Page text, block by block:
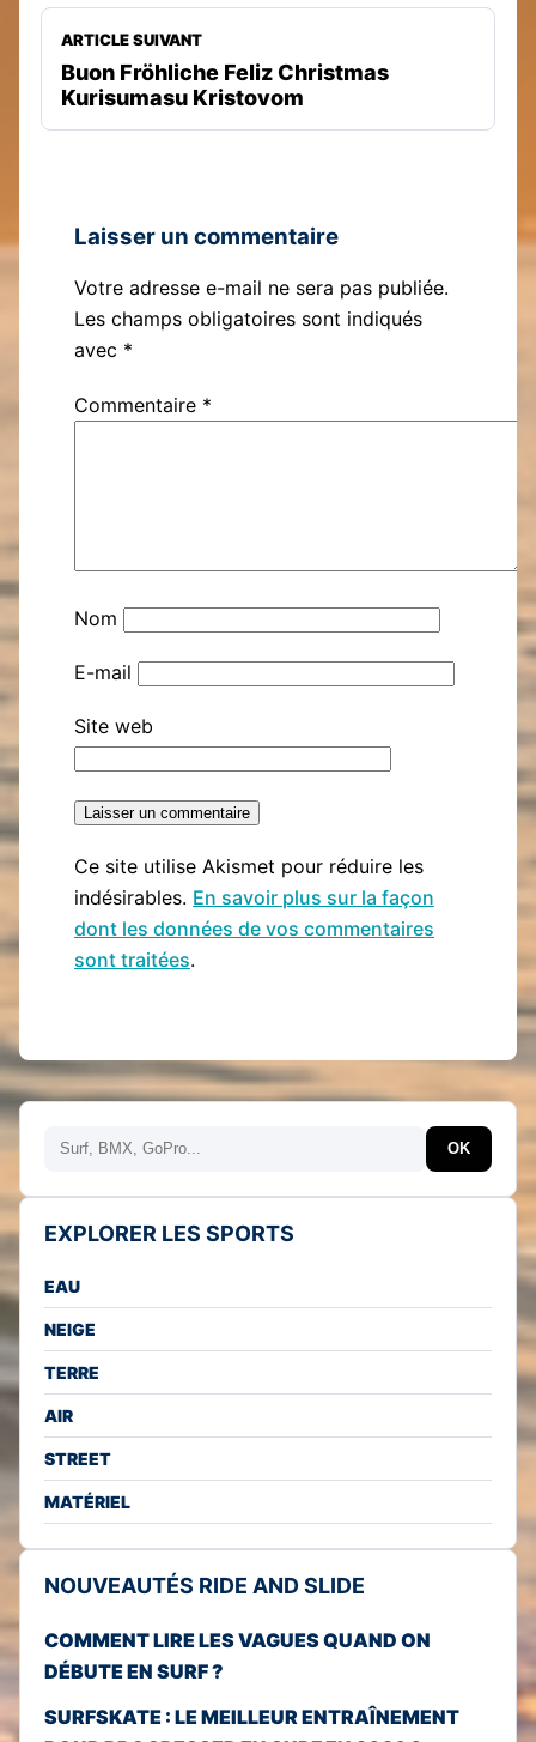
ARTICLE SUIVANT
Buon Fröhliche Feliz Christmas
Kurisumasu Kristovom
Laisser un commentaire
Votre adresse e-mail ne sera pas publiée.
Les champs obligatoires sont indiqués
avec *
Commentaire *
Nom
E-mail
Site web
Ce site utilise Akismet pour réduire les
indésirables. En savoir plus sur la façon
dont les données de vos commentaires
sont traitées.
Rechercher OK
EXPLORER LES SPORTS
EAU
NEIGE
TERRE
AIR
STREET
MATÉRIEL
NOUVEAUTÉS RIDE AND SLIDE
COMMENT LIRE LES VAGUES QUAND ON
DÉBUTE EN SURF ?
SURFSKATE : LE MEILLEUR ENTRAÎNEMENT